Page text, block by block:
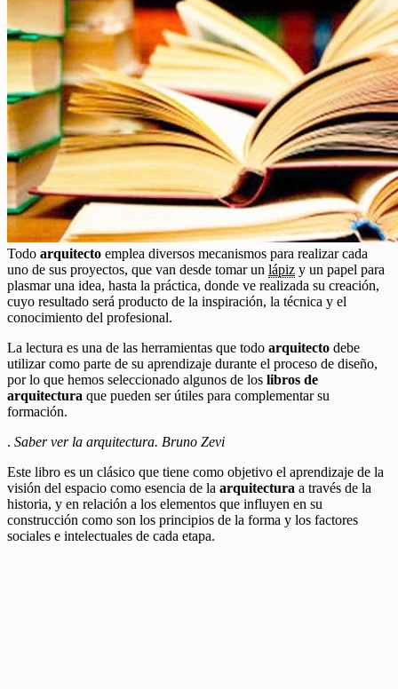
Todo arquitecto emplea diversos mecanismos para realizar cada
uno de sus proyectos, que van desde tomar un lápiz y un papel para
plasmar una idea, hasta la práctica, donde ve realizada su creación,
cuyo resultado será producto de la inspiración, la técnica y el
conocimiento del profesional.
La lectura es una de las herramientas que todo arquitecto debe
utilizar como parte de su aprendizaje durante el proceso de diseño,
por lo que hemos seleccionado algunos de los libros de
arquitectura que pueden ser útiles para complementar su
formación.
. Saber ver la arquitectura. Bruno Zevi
Este libro es un clásico que tiene como objetivo el aprendizaje de la
visión del espacio como esencia de la arquitectura a través de la
historia, y en relación a los elementos que influyen en su
construcción como son los principios de la forma y los factores
sociales e intelectuales de cada etapa.